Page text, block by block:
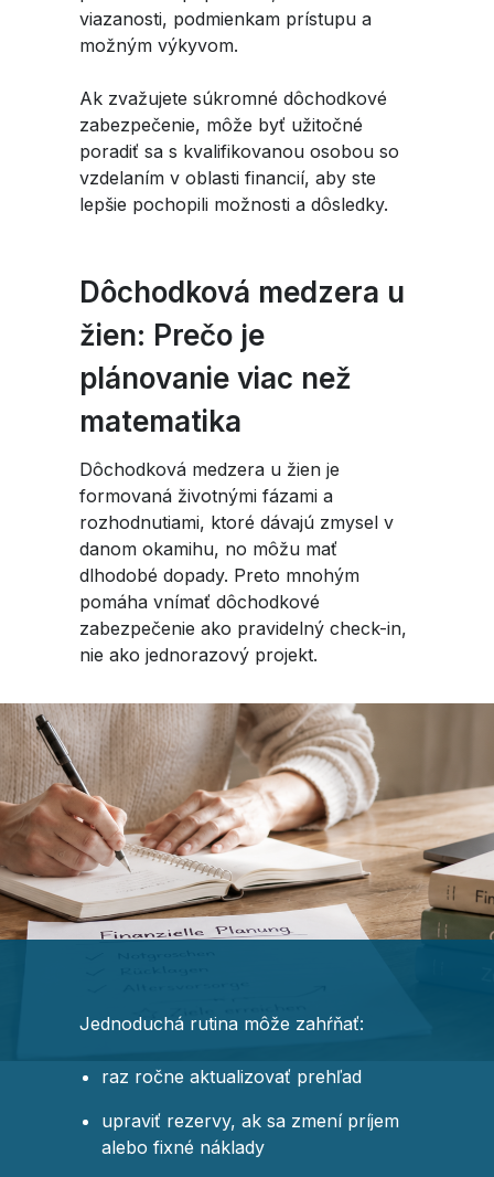
viazanosti, podmienkam prístupu a
možným výkyvom.
Ak zvažujete súkromné dôchodkové
zabezpečenie, môže byť užitočné
poradiť sa s kvalifikovanou osobou so
vzdelaním v oblasti financií, aby ste
lepšie pochopili možnosti a dôsledky.
Dôchodková medzera u
žien: Prečo je
plánovanie viac než
matematika
Dôchodková medzera u žien je
formovaná životnými fázami a
rozhodnutiami, ktoré dávajú zmysel v
danom okamihu, no môžu mať
dlhodobé dopady. Preto mnohým
pomáha vnímať dôchodkové
zabezpečenie ako pravidelný check-in,
nie ako jednorazový projekt.
Jednoduchá rutina môže zahŕňať:
raz ročne aktualizovať prehľad
upraviť rezervy, ak sa zmení príjem
alebo fixné náklady